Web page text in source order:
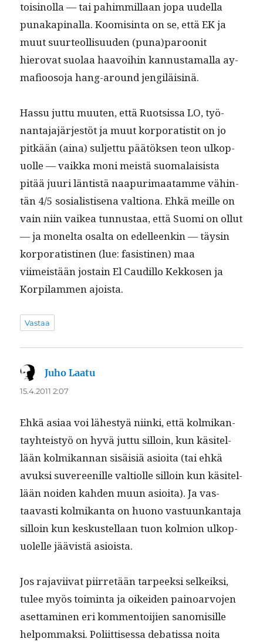
toisi­nol­la — tai pahim­mil­laan jopa uudel­la
punakap­inal­la. Koomis­in­ta on se, että EK ja
muut suur­te­ol­lisu­u­den (puna)paroonit
hierovat suo­laa haavoihin kan­nus­ta­mal­la ay-
mafiooso­ja hang-around jengiläisinä.
Has­su jut­tu muuten, että Ruot­sis­sa LO, työ­
nan­ta­ja­jär­jestöt ja muut kor­po­ratis­tit on jo
pitkään (aina) sul­jet­tu päätök­sen teon ulkop­
uolle — vaik­ka moni meistä suo­ma­lai­sista
pitää juuri län­tistä naa­puri­maatamme vähin­
tän 4/5 sosial­is­tise­na val­tiona. Ehkä meille on
vain niin vaikea tun­nus­taa, että Suo­mi on ollut
— ja mon­elta osalta on edelleenkin — täysin
kor­po­ratisti­nen (lue: fasisti­nen) maa
viimeistään jostain El Caudil­lo Kekkosen ja
Kor­pil­am­men ajoista.
Vastaa
Juho Laatu
15.4.2011 2:07
Ehkä asi­aa voi läh­estyä niin­ki, että kolmikan­
tay­hteistyö on hyvä jut­tu sil­loin, kun käsitel­
lään kolmikan­nan sisäisiä asioi­ta (tai ehkä
avuk­si suveree­nille val­ti­olle sil­loin kun käsitel­
lään noiden kah­den muun asioi­ta). Ja vas­
taavasti kolmikan­ta on huono vas­tu­unkan­ta­ja
sil­loin kun keskustel­laan tuon kolmion ulkop­
uolelle jäävistä asioista.
Jos rajavi­ivat piir­retään tarpeek­si selkeik­si,
tulee myös toim­inta ja oikei­den pain­oar­vo­jen
aset­ta­mi­nen eri kom­men­toi­jien sanomisille
helpom­mak­si. Poli­it­tises­sa debatis­sa noi­ta